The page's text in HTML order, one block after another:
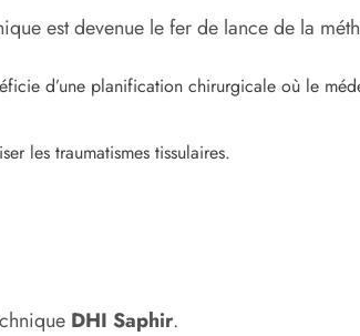
est devenue le fer de lance de la
d’une planification chirurgicale où le
les traumatismes tissulaires.
DHI Saphir.